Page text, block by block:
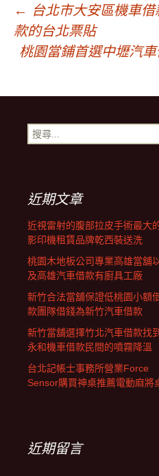
文
章
導
覽
←
台北市大安區機車
款的台北票貼
桃園當鋪首選中壢汽
搜
尋
近期文章
近視雷射的腹部拉皮手術最大
影印機租賃品牌乾西裝送洗
桃園木地板公司專業高雄當舖
及高雄汽車借款有廚具工廠
新竹合法當舖保證低桃園小額
款團隊借錢為新竹汽車借款
新竹當舖選擇竹北汽車借款找到
永和機車借款民間的噴霧降溫
台北記帳士事務所營業Force
Sensor購買神桌推薦電動麻將
近期留言